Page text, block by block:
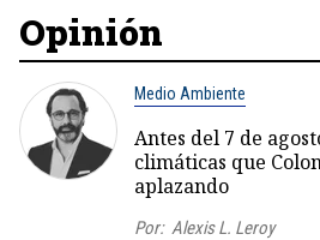
Opinión
Medio Ambiente
Antes del 7 de
climáticas que
aplazando
Por: Alexis L. Leroy